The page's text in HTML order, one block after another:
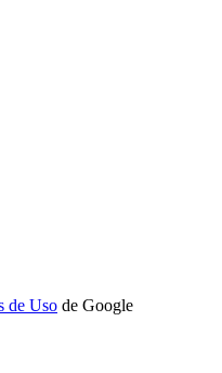
de Uso de Google